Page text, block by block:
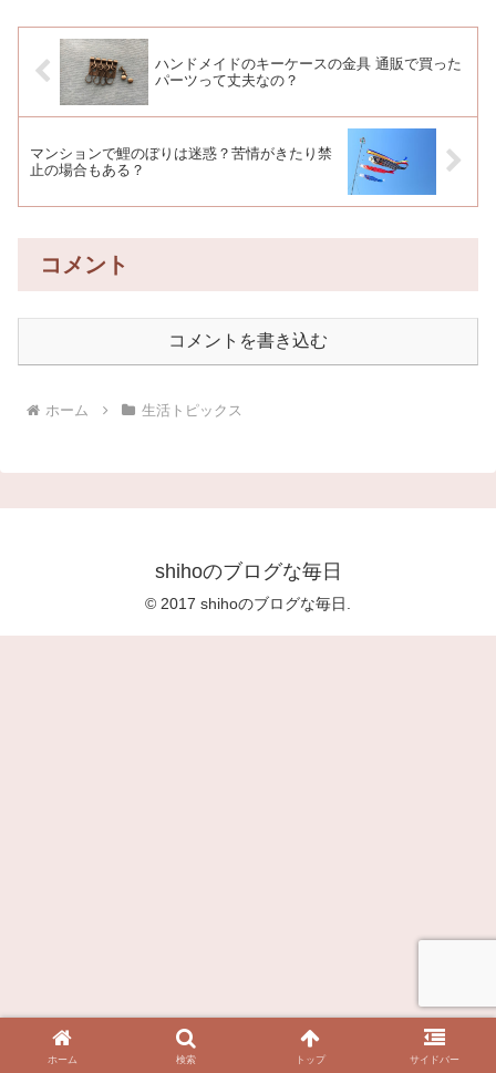
ハンドメイドのキーケースの金具 通販で買った
パーツって丈夫なの？
マンションで鯉のぼりは迷惑？苦情がきたり禁
止の場合もある？
コメント
コメントを書き込む
ホーム 生活トピックス
shihoのブログな毎日
© 2017 shihoのブログな毎日.
ホーム 検索 トップ サイドバー